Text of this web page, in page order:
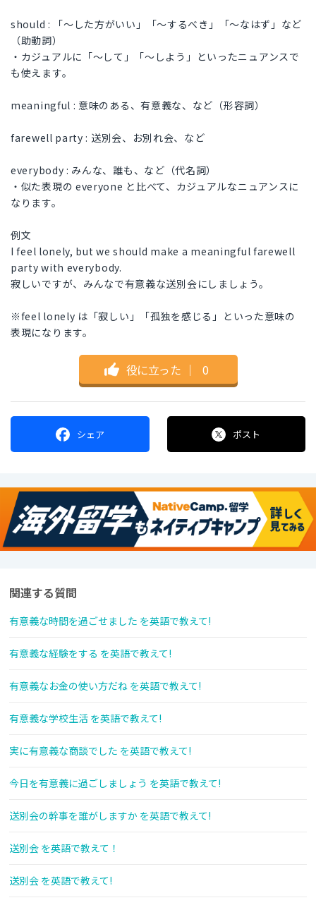
should : 「〜した方がいい」「〜するべき」「〜なはず」など
（助動詞）
・カジュアルに「〜して」「〜しよう」といったニュアンスで
も使えます。
meaningful : 意味のある、有意義な、など（形容詞）
farewell party : 送別会、お別れ会、など
everybody : みんな、誰も、など（代名詞）
・似た表現の everyone と比べて、カジュアルなニュアンスに
なります。
例文
I feel lonely, but we should make a meaningful farewell
party with everybody.
寂しいですが、みんなで有意義な送別会にしましょう。
※feel lonely は「寂しい」「孤独を感じる」といった意味の
表現になります。
役に立った ｜ 0
シェア ポスト
関連する質問
有意義な時間を過ごせました を英語で教えて!
有意義な経験をする を英語で教えて!
有意義なお金の使い方だね を英語で教えて!
有意義な学校生活 を英語で教えて!
実に有意義な商談でした を英語で教えて!
今日を有意義に過ごしましょう を英語で教えて!
送別会の幹事を誰がしますか を英語で教えて!
送別会 を英語で教えて！
送別会 を英語で教えて!